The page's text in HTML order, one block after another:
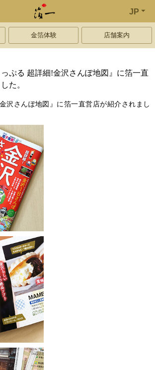
JP
金箔体験 店舗案内
っぷる 超詳細!金沢さんぽ地図』に箔一直
た。
沢さんぽ地図』に箔一直営店が紹介されまし